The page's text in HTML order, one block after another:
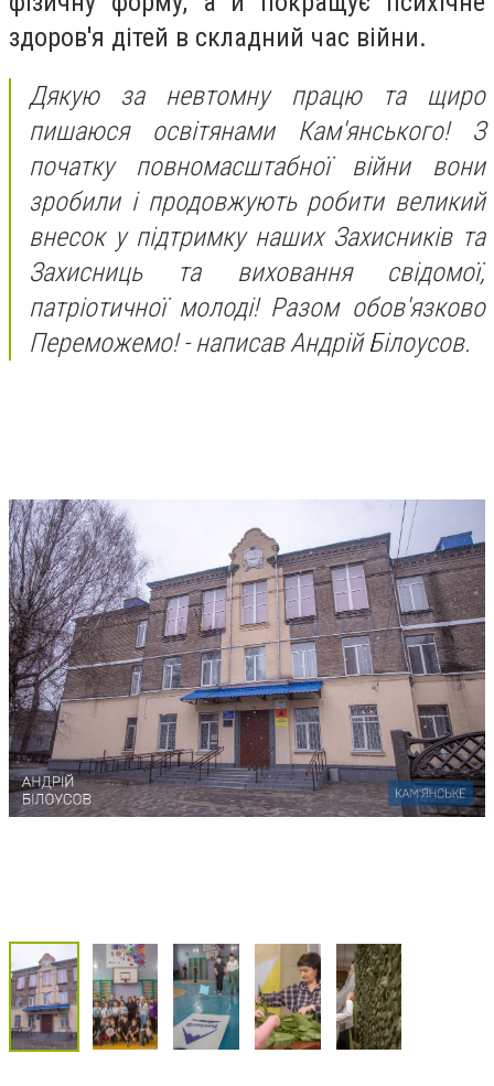
здоров'я дітей в складний час війни.
Дякую за невтомну працю та щиро
пишаюся освітянами Кам'янського! З
початку повномасштабної війни вони
зробили і продовжують робити великий
внесок у підтримку наших Захисників та
Захисниць та виховання свідомої,
патріотичної молоді! Разом обов'язково
Переможемо! - написав Андрій Білоусов.